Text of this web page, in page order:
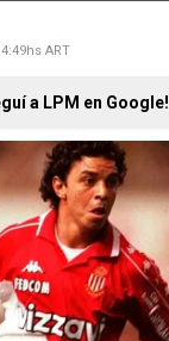
ART
a LPM en Google!